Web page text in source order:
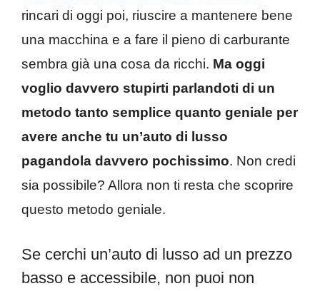
rincari di oggi poi, riuscire a mantenere bene
una macchina e a fare il pieno di carburante
sembra già una cosa da ricchi. Ma oggi
voglio davvero stupirti parlandoti di un
metodo tanto semplice quanto geniale per
avere anche tu un’auto di lusso
pagandola davvero pochissimo. Non credi
sia possibile? Allora non ti resta che scoprire
questo metodo geniale.
Se cerchi un’auto di lusso ad un prezzo
basso e accessibile, non puoi non